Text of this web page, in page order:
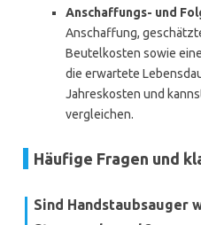
Anschaffungs- und
Anschaffung,
Beutelkosten sowie
die erwartete
Jahreskosten und
vergleichen.
Häufige Fragen und
Sind Handstaubsauger